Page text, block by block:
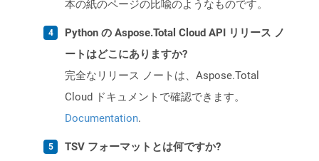
本の紙のページの比喩のようなものです。
Python の Aspose.Total Cloud API リリース ノ
ートはどこにありますか?
完全なリリース ノートは、Aspose.Total
Cloud ドキュメントで確認できます。
Documentation.
TSV フォーマットとは何ですか?